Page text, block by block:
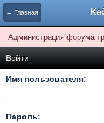
← Главная
Администрация форума
Войти
Имя пользователя:
Пароль: